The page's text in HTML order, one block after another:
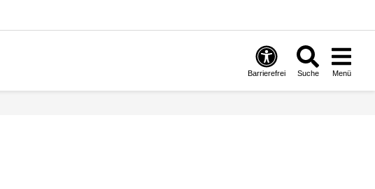
Barrierefrei Suche Menü